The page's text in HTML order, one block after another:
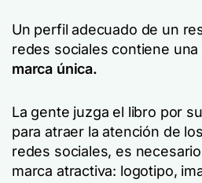
Un perfil adecuado de un
redes sociales contiene una
marca única.
La gente juzga el libro por
para atraer la atención de
redes sociales, es
marca atractiva: logotipo,